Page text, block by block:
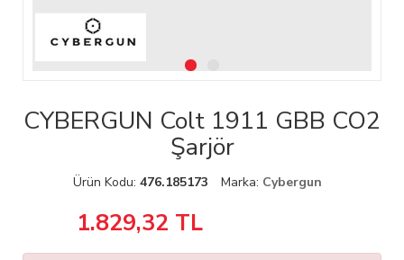
CYBERGUN Colt 1911 GBB CO2
Şarjör
Ürün Kodu: 476.185173 Marka: Cybergun
1.829,32 TL